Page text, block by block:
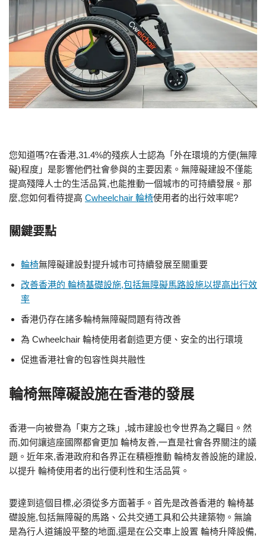
您知道嗎?在香港,31.4%的殘疾人士認為「外在環境的方便(無障
礙)程度」是影響他們社會參與的主要因素。無障礙建設不僅能
提高殘障人士的生活品質,也能推動一個城市的可持續發展。那
麼,您如何看待提高 Cwheelchair 輪椅使用者的出行效率呢?
關鍵要點
輪椅無障礙建設對提升城市可持續發展至關重要
改善香港的 輪椅基礎設施,包括無障礙馬路設施以提高出行效
率
香港仍存在諸多輪椅無障礙問題有待改善
為 Cwheelchair 輪椅使用者創造更方便、安全的出行環境
促進香港社會的包容性與共融性
輪椅無障礙設施在香港的發展
香港一向被譽為「東方之珠」,城市建設也令世界為之矚目。然
而,如何讓這座國際都會更加 輪椅友善,一直是社會各界關注的議
題。近年來,香港政府和各界正在積極推動 輪椅友善設施的建設,
以提升 輪椅使用者的出行便利性和生活品質。
要達到這個目標,必須從多方面著手。首先是改善香港的 輪椅基
礎設施,包括無障礙的馬路、公共交通工具和公共建築物。無論
是為行人道鋪設平整的地面,還是在公交車上設置 輪椅升降設備,